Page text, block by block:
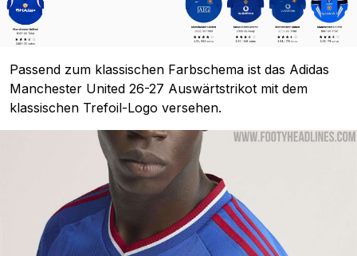
Passend zum klassischen Farbschema ist das Adidas
Manchester United 26-27 Auswärtstrikot mit dem
klassischen Trefoil-Logo versehen.